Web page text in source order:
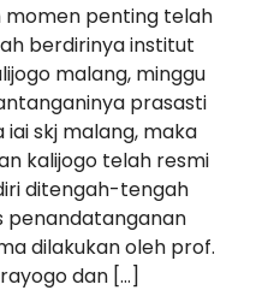
momen penting telah
berdirinya institut
malang, minggu
prasasti
skj malang, maka
kalijogo telah resmi
ditengah-tengah
penandatanganan
dilakukan oleh prof.
dan […]